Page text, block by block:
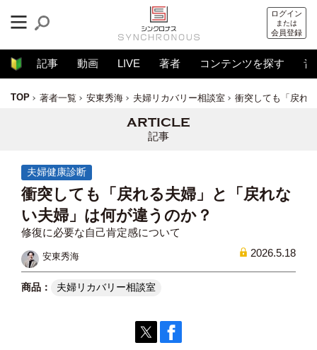
ログイン
または
会員登録
記事 動画 LIVE 著者 コンテンツを探す 音
TOP 著者一覧 安東秀海 夫婦リカバリー相談室 衝突しても「戻れ
記事
夫婦健康診断
衝突しても「戻れる夫婦」と「戻れな
い夫婦」は何が違うのか？
修復に必要な自己肯定感について
安東秀海 2026.5.18
夫婦リカバリー相談室